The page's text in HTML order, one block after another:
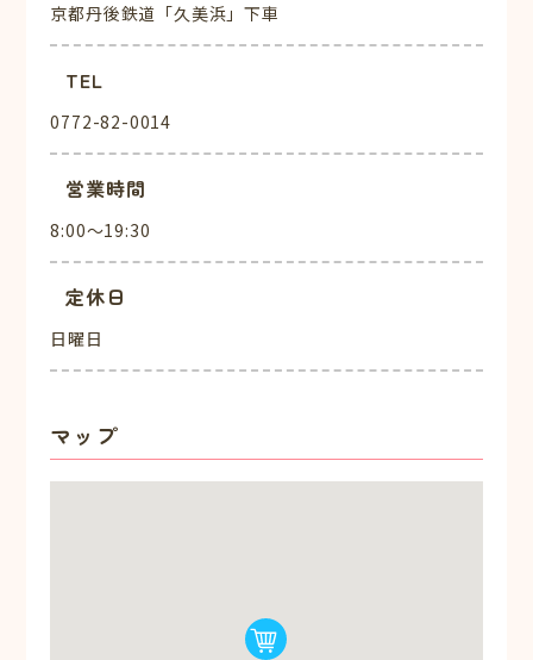
京都丹後鉄道「久美浜」下車
TEL
0772-82-0014
営業時間
8:00～19:30
定休日
日曜日
マップ